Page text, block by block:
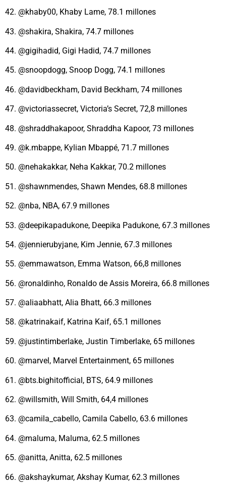
42. @khaby00, Khaby Lame, 78.1 millones
43. @shakira, Shakira, 74.7 millones
44. @gigihadid, Gigi Hadid, 74.7 millones
45. @snoopdogg, Snoop Dogg, 74.1 millones
46. @davidbeckham, David Beckham, 74 millones
47. @victoriassecret, Victoria’s Secret, 72,8 millones
48. @shraddhakapoor, Shraddha Kapoor, 73 millones
49. @k.mbappe, Kylian Mbappé, 71.7 millones
50. @nehakakkar, Neha Kakkar, 70.2 millones
51. @shawnmendes, Shawn Mendes, 68.8 millones
52. @nba, NBA, 67.9 millones
53. @deepikapadukone, Deepika Padukone, 67.3 millones
54. @jennierubyjane, Kim Jennie, 67.3 millones
55. @emmawatson, Emma Watson, 66,8 millones
56. @ronaldinho, Ronaldo de Assis Moreira, 66.8 millones
57. @aliaabhatt, Alia Bhatt, 66.3 millones
58. @katrinakaif, Katrina Kaif, 65.1 millones
59. @justintimberlake, Justin Timberlake, 65 millones
60. @marvel, Marvel Entertainment, 65 millones
61. @bts.bighitofficial, BTS, 64.9 millones
62. @willsmith, Will Smith, 64,4 millones
63. @camila_cabello, Camila Cabello, 63.6 millones
64. @maluma, Maluma, 62.5 millones
65. @anitta, Anitta, 62.5 millones
66. @akshaykumar, Akshay Kumar, 62.3 millones